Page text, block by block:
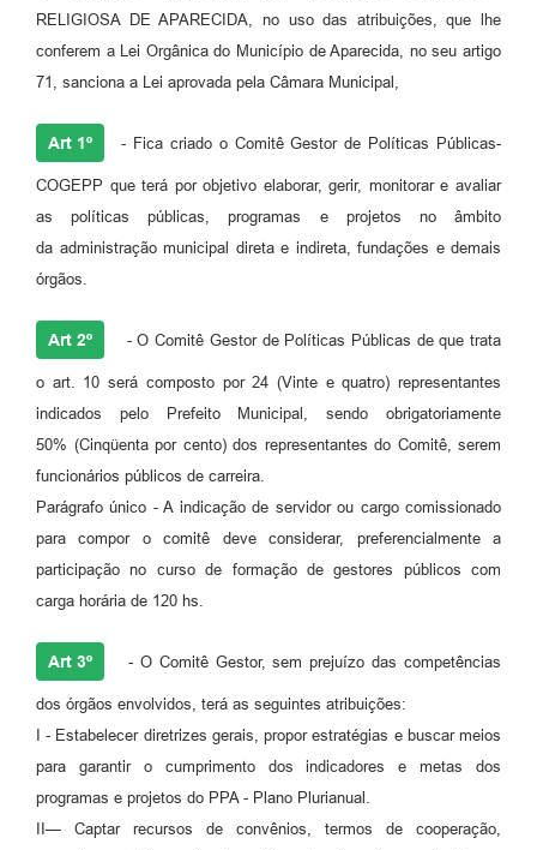
Participe mais
Editais
Telefones Úteis
Jornal
Agenda
Diário Oficial
Notícias
FAQ
RELIGIOSA DE APARECIDA, no uso das atribuições, que lhe
conferem a Lei Orgânica do Município de Aparecida, no seu artigo
71, sanciona a Lei aprovada pela Câmara Municipal,
Art 1º - Fica criado o Comitê Gestor de Políticas Públicas-
COGEPP que terá por objetivo elaborar, gerir, monitorar e avaliar
as políticas públicas, programas e projetos no âmbito
da administração municipal direta e indireta, fundações e demais
órgãos.
Art 2º - O Comitê Gestor de Políticas Públicas de que trata
o art. 10 será composto por 24 (Vinte e quatro) representantes
indicados pelo Prefeito Municipal, sendo obrigatoriamente
50% (Cinqüenta por cento) dos representantes do Comitê, serem
funcionários públicos de carreira.
Parágrafo único - A indicação de servidor ou cargo comissionado
para compor o comitê deve considerar, preferencialmente a
participação no curso de formação de gestores públicos com
carga horária de 120 hs.
Art 3º - O Comitê Gestor, sem prejuízo das competências
dos órgãos envolvidos, terá as seguintes atribuições:
I - Estabelecer diretrizes gerais, propor estratégias e buscar meios
para garantir o cumprimento dos indicadores e metas dos
programas e projetos do PPA - Plano Plurianual.
II— Captar recursos de convênios, termos de cooperação,